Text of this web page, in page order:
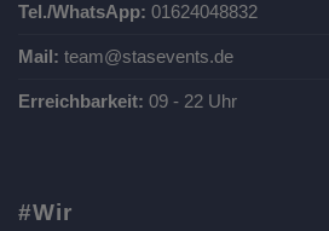
Tel./WhatsApp: 01624048832
Mail: team@stasevents.de
Erreichbarkeit: 09 - 22 Uhr
#Wir